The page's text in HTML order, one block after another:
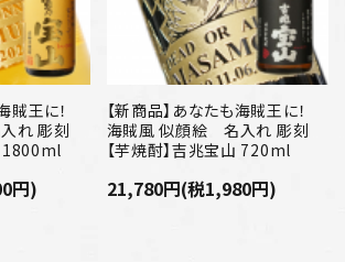
賊王に！
れ 彫刻
1800ml
円)
【新商品】あなたも海賊王に！
海賊風 似顔絵 名入れ 彫刻
【芋焼酎】吉兆宝山 720ml
21,780円(税1,980円)